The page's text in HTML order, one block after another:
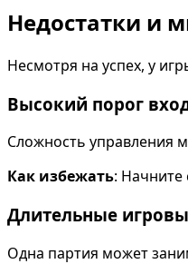
Недостатки и
Несмотря на успех, у
Высокий порог
Сложность управления
Как избежать: Начните
Длительные
Одна партия может